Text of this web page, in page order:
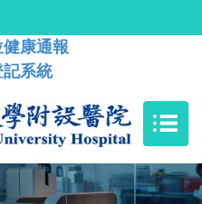
健康通報
系統